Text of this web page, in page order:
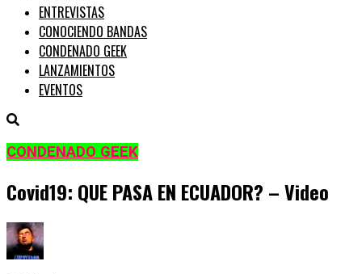
ENTREVISTAS
CONOCIENDO BANDAS
CONDENADO GEEK
LANZAMIENTOS
EVENTOS
CONDENADO GEEK
Covid19: QUE PASA EN ECUADOR? – Video